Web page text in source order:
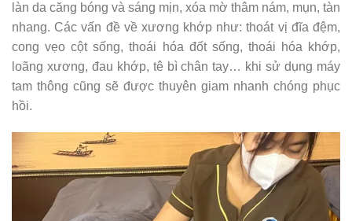
làn da căng bóng và sáng mịn, xóa mờ thâm nám, mụn, tàn
nhang. Các vấn đề về xương khớp như: thoát vị đĩa đệm,
cong vẹo cột sống, thoái hóa đốt sống, thoái hóa khớp,
loãng xương, đau khớp, tê bì chân tay… khi sử dụng máy
tam thông cũng sẽ được thuyên giam nhanh chóng phục
hồi.